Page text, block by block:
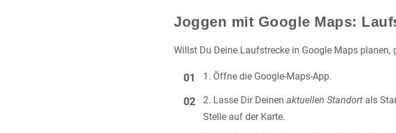
Joggen mit Google Maps:
Willst Du Deine Laufstrecke in Google Maps planen,
Öffne die Google-Maps-App.
Lasse Dir Deinenaktuellen Standort als
Stelle auf der Karte.